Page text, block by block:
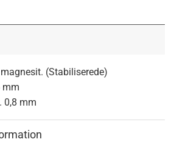
(Stabiliserede)
mm
0,8 mm